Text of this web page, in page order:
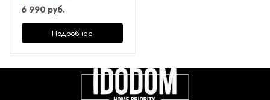
6 990 руб.
Подробнее